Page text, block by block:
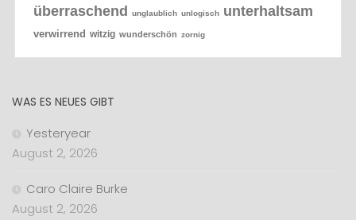
überraschend unglaublich unlogisch unterhaltsam
verwirrend witzig wunderschön zornig
WAS ES NEUES GIBT
Yesteryear
August 2, 2026
Caro Claire Burke
August 2, 2026